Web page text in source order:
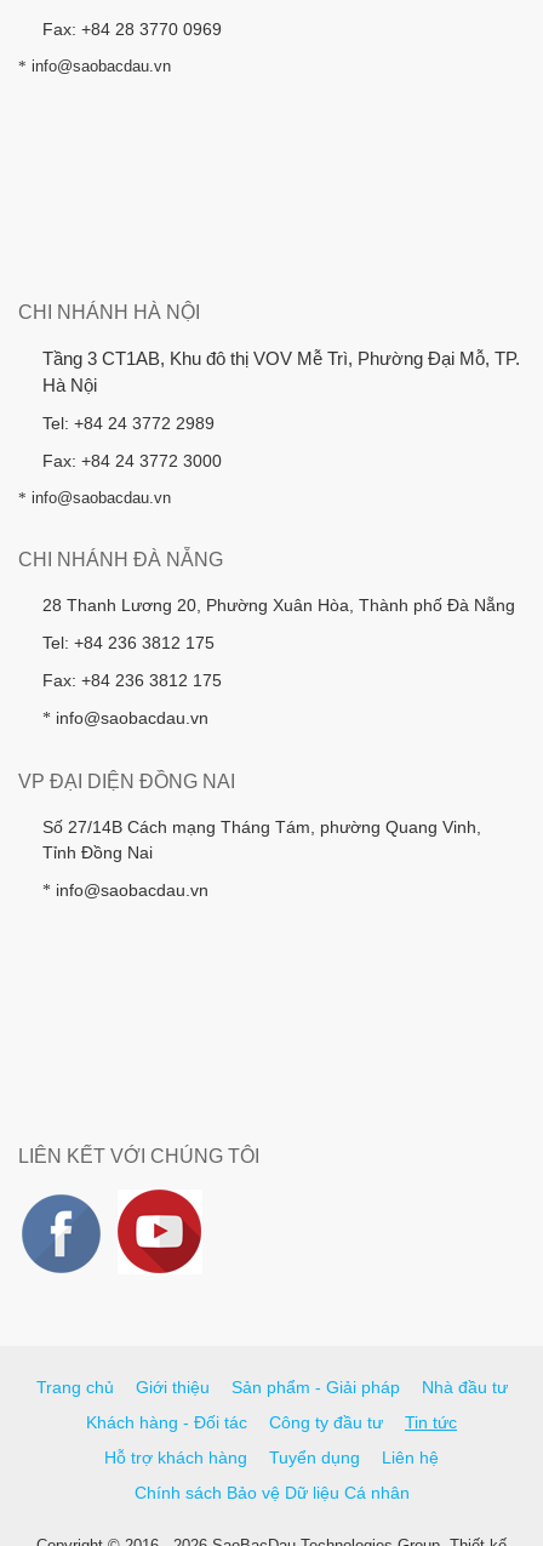
Fax: +84 28 3770 0969
* info@saobacdau.vn
CHI NHÁNH HÀ NỘI
Tầng 3 CT1AB, Khu đô thị VOV Mễ Trì, Phường Đại Mỗ, TP.
Hà Nội
Tel: +84 24 3772 2989
Fax: +84 24 3772 3000
* info@saobacdau.vn
CHI NHÁNH ĐÀ NẴNG
28 Thanh Lương 20, Phường Xuân Hòa, Thành phố Đà Nẵng
Tel: +84 236 3812 175
Fax: +84 236 3812 175
* info@saobacdau.vn
VP ĐẠI DIỆN ĐỒNG NAI
Số 27/14B Cách mạng Tháng Tám, phường Quang Vinh,
Tỉnh Đồng Nai
* info@saobacdau.vn
LIÊN KẾT VỚI CHÚNG TÔI
Trang chủ Giới thiệu Sản phẩm - Giải pháp
Nhà đầu tư
Khách hàng - Đối tác
Công ty đầu tư
Tin tức
Hỗ trợ khách hàng
Tuyển dụng
Liên hệ
Chính sách Bảo vệ Dữ liệu Cá nhân